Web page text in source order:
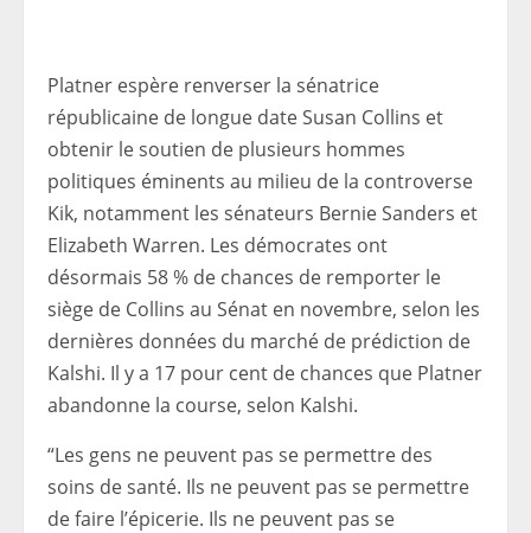
Platner espère renverser la sénatrice
républicaine de longue date Susan Collins et
obtenir le soutien de plusieurs hommes
politiques éminents au milieu de la controverse
Kik, notamment les sénateurs Bernie Sanders et
Elizabeth Warren. Les démocrates ont
désormais 58 % de chances de remporter le
siège de Collins au Sénat en novembre, selon les
dernières données du marché de prédiction de
Kalshi. Il y a 17 pour cent de chances que Platner
abandonne la course, selon Kalshi.
“Les gens ne peuvent pas se permettre des
soins de santé. Ils ne peuvent pas se permettre
de faire l’épicerie. Ils ne peuvent pas se